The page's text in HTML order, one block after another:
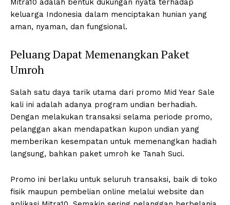
Mitra10 adalah bentuk dukungan nyata terhadap
keluarga Indonesia dalam menciptakan hunian yang
aman, nyaman, dan fungsional.
Peluang Dapat Memenangkan Paket
Umroh
Salah satu daya tarik utama dari promo Mid Year Sale
kali ini adalah adanya program undian berhadiah.
Dengan melakukan transaksi selama periode promo,
pelanggan akan mendapatkan kupon undian yang
memberikan kesempatan untuk memenangkan hadiah
langsung, bahkan paket umroh ke Tanah Suci.
Promo ini berlaku untuk seluruh transaksi, baik di toko
fisik maupun pembelian online melalui website dan